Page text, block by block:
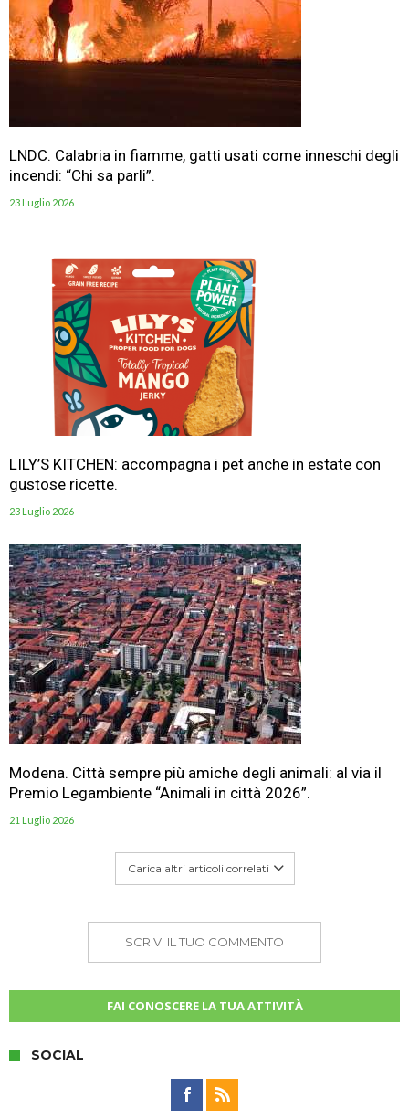
LNDC. Calabria in fiamme, gatti usati come inneschi degli
incendi: “Chi sa parli”.
23 Luglio 2026
LILY’S KITCHEN: accompagna i pet anche in estate con
gustose ricette.
23 Luglio 2026
Modena. Città sempre più amiche degli animali: al via il
Premio Legambiente “Animali in città 2026”.
21 Luglio 2026
Carica altri articoli correlati
SCRIVI IL TUO COMMENTO
FAI CONOSCERE LA TUA ATTIVITÀ
SOCIAL